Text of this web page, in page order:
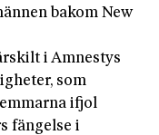
bakom New
i Amnestys
som
ifjol
fängelse i